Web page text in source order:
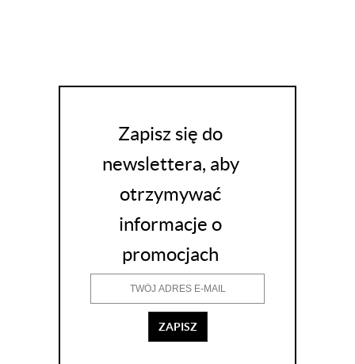
Zapisz się do
newslettera, aby
otrzymywać
informacje o
promocjach
ZAPISZ